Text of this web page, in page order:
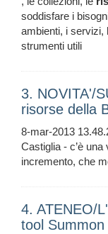
soddisfare i
ambienti, i servizi,
strumenti utili
3. NOVITA'/
risorse della
8-mar-2013
Castiglia - c’è
incremento, che
4. ATENEO/
tool